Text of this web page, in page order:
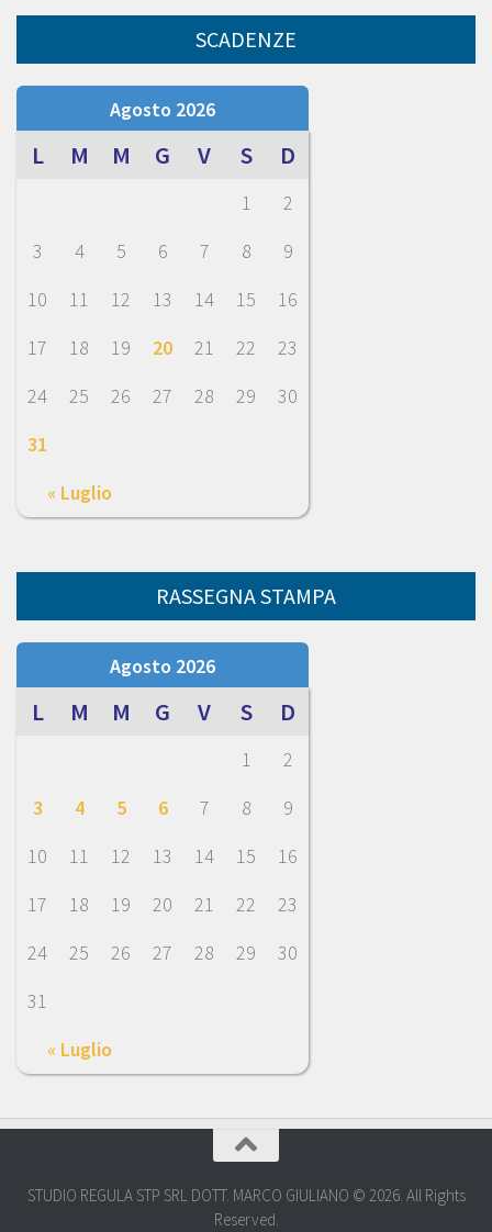
SCADENZE
Agosto 2026
L M M G V S D
« Luglio
1
2
3
4 5 6 7 8
9
10
11 12 13 14 15
16
17
18 19 20 21 22
23
24
25 26 27 28 29
30
31
RASSEGNA STAMPA
Agosto 2026
L M M G V S D
« Luglio
1
2
3
4 5 6 7 8
9
10
11 12 13 14 15
16
17
18 19 20 21 22
23
24
25 26 27 28 29
30
31
STUDIO REGULA STP SRL DOTT. MARCO GIULIANO © 2026. All Rights
Reserved.